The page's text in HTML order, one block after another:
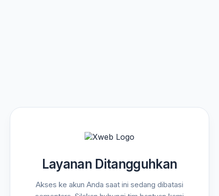
Layanan Ditangguhkan
Akses ke akun Anda saat ini sedang dibatasi